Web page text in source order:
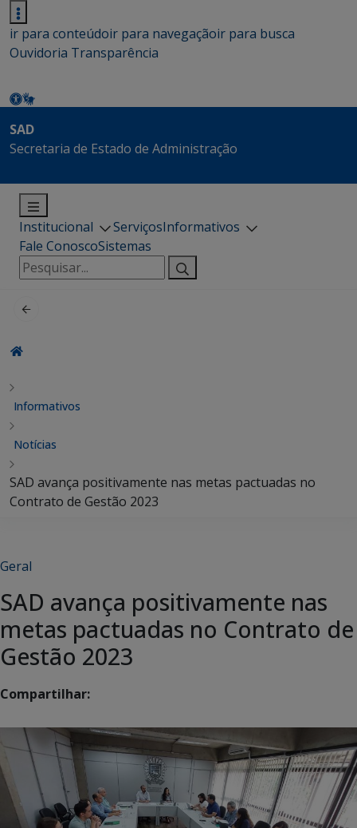
ir para conteúdoir para navegaçãoir para busca
Ouvidoria Transparência
SAD
Secretaria de Estado de Administração
Institucional ServiçosInformativos
Fale ConoscoSistemas
Pesquisar
por:
Informativos
Notícias
SAD avança positivamente nas metas pactuadas no
Contrato de Gestão 2023
Geral
SAD avança positivamente nas
metas pactuadas no Contrato de
Gestão 2023
Compartilhar: